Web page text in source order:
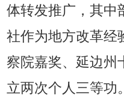
体转发推广，其中
社作为地方改革经
察院嘉奖、延边州
立两次个人三等功。